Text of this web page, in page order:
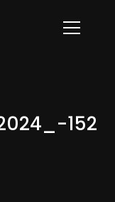
Info
152